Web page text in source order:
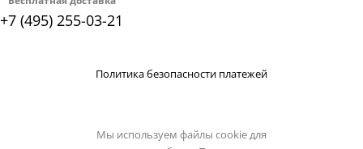
+7 (495) 255-03-21
Политика безопасности платежей
Мы используем файлы cookie для